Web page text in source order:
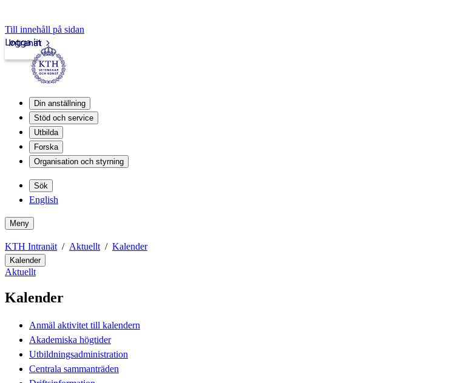
Till innehåll på sidan
Intranät
Logga in
Din anställning
Stöd och service
Utbilda
Forska
Organisation och styrning
Sök
English
Meny
KTH Intranät Aktuellt Kalender
Kalender
Aktuellt
Kalender
Anmäl aktivitet till kalendern
Akademiska högtider
Utbildningsadministration
Centrala sammanträden